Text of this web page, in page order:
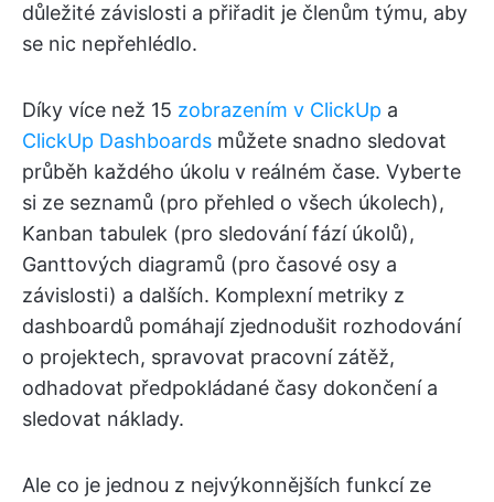
důležité závislosti a přiřadit je členům týmu, aby
se nic nepřehlédlo.
Díky více než 15 zobrazením v ClickUp a
ClickUp Dashboards můžete snadno sledovat
průběh každého úkolu v reálném čase. Vyberte
si ze seznamů (pro přehled o všech úkolech),
Kanban tabulek (pro sledování fází úkolů),
Ganttových diagramů (pro časové osy a
závislosti) a dalších. Komplexní metriky z
dashboardů pomáhají zjednodušit rozhodování
o projektech, spravovat pracovní zátěž,
odhadovat předpokládané časy dokončení a
sledovat náklady.
Ale co je jednou z nejvýkonnějších funkcí ze